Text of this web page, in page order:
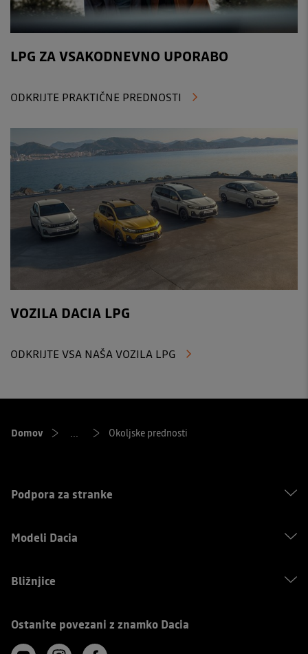
LPG ZA VSAKODNEVNO UPORABO
ODKRIJTE PRAKTIČNE PREDNOSTI
VOZILA DACIA LPG
ODKRIJTE VSA NAŠA VOZILA LPG